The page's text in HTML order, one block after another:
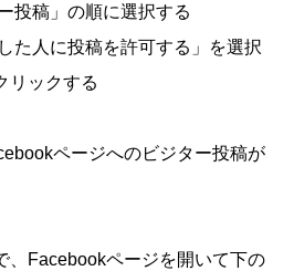
稿」の順に選択する
た人に投稿を許可する」を選択
リックする
ページへのビジター投稿が
、Facebookページを開いて下の